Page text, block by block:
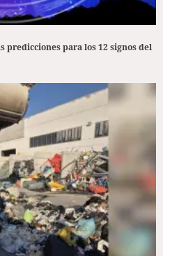
predicciones para los 12 signos del